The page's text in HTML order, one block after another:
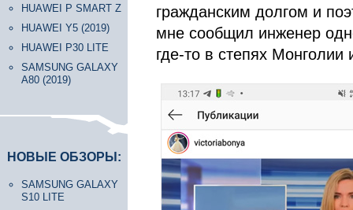
HUAWEI P SMART Z
HUAWEI Y5 (2019)
HUAWEI P30 LITE
SAMSUNG GALAXY
A80 (2019)
НОВЫЕ ОБЗОРЫ:
SAMSUNG GALAXY
S10 LITE
гражданским долгом и
мне сообщил инженер
где-то в степях